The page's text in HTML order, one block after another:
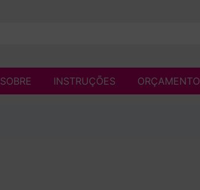
SOBRE INSTRUÇÕES ORÇAMENTO